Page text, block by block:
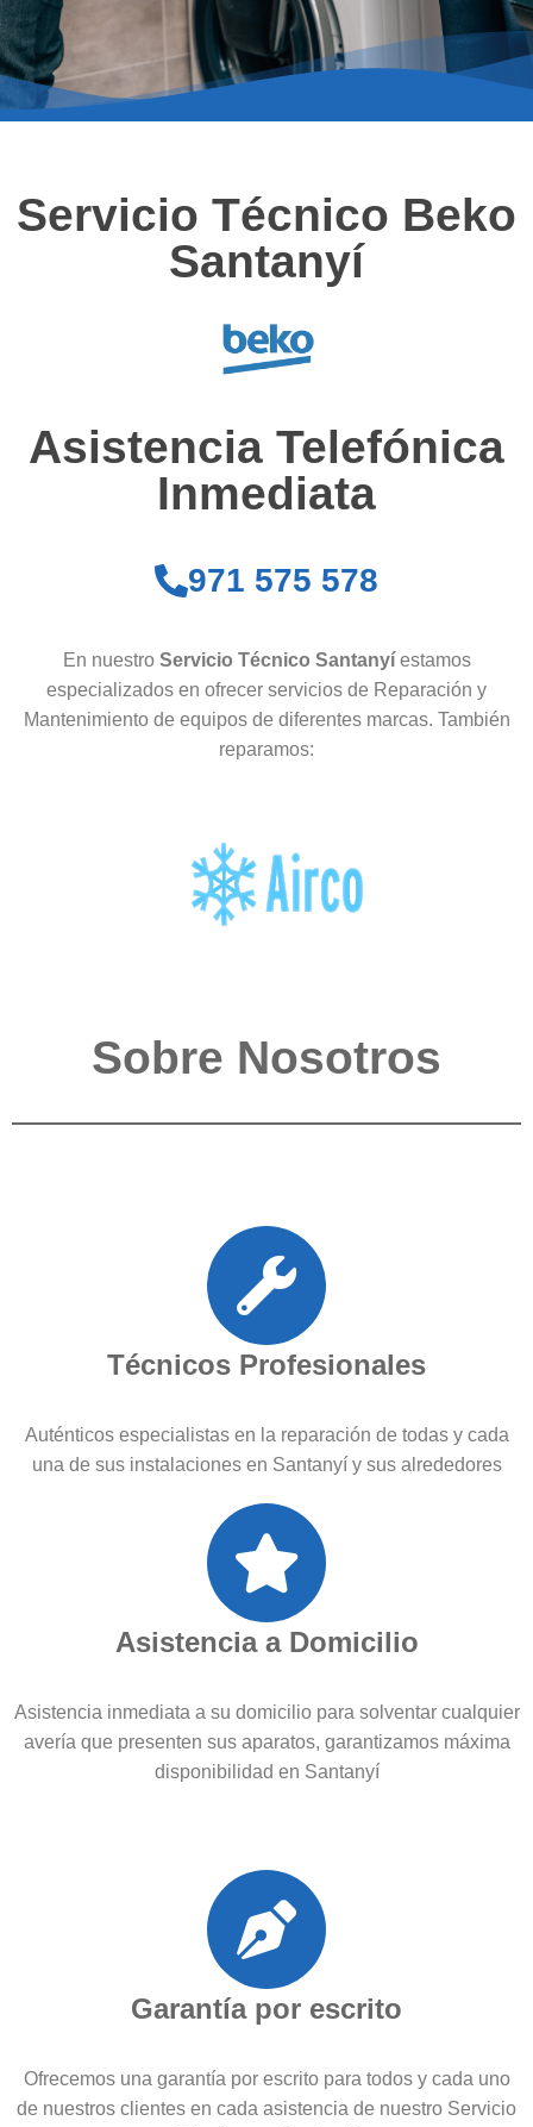
Servicio Técnico Beko
Santanyí
Asistencia Telefónica
Inmediata
971 575 578
En nuestro Servicio Técnico Santanyí estamos
especializados en ofrecer servicios de Reparación y
Mantenimiento de equipos de diferentes marcas. También
reparamos:
Sobre Nosotros
Técnicos Profesionales
Auténticos especialistas en la reparación de todas y cada
una de sus instalaciones en Santanyí y sus alrededores
Asistencia a Domicilio
Asistencia inmediata a su domicilio para solventar cualquier
avería que presenten sus aparatos, garantizamos máxima
disponibilidad en Santanyí
Garantía por escrito
Ofrecemos una garantía por escrito para todos y cada uno
de nuestros clientes en cada asistencia de nuestro Servicio